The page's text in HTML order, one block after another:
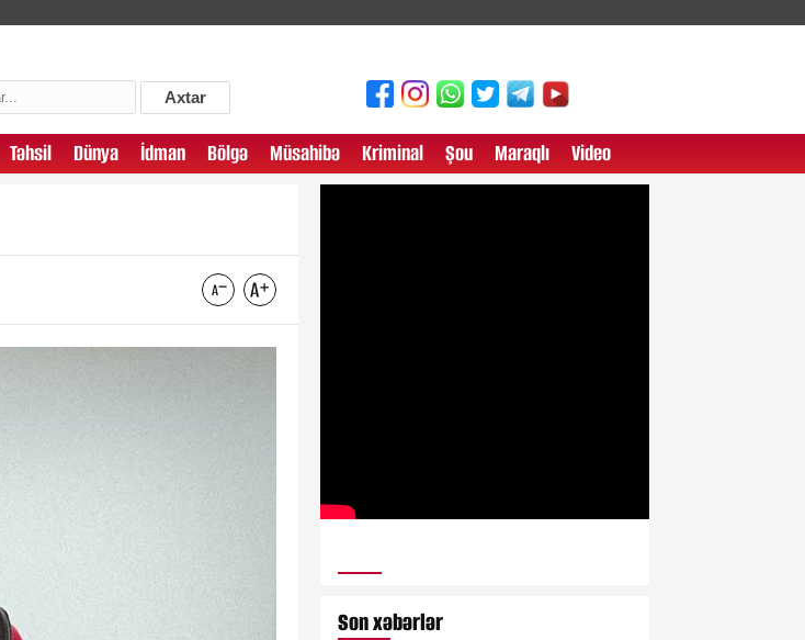
Axtar
Təhsil Dünya İdman Bölgə Müsahibə Kriminal Şou Maraqlı Video
Son xəbərlər